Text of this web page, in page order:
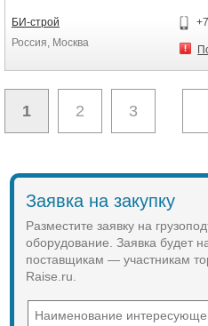
распашными...
БИ-строй
Россия, Москва
1 2 3
Заявка на закупку
Разместите заявку на
оборудование. Заявка будет
поставщикам — участникам
Raise.ru.